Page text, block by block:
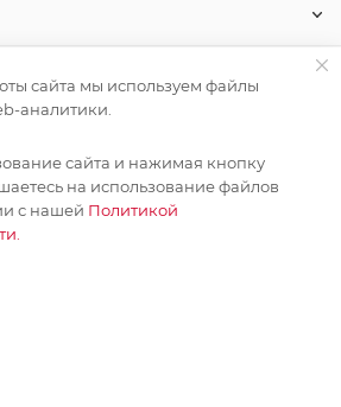
НА РАССЫЛКУ
сайта мы используем файлы
аналитики.
сайта и нажимая кнопку
на использование файлов
с нашей Политикой